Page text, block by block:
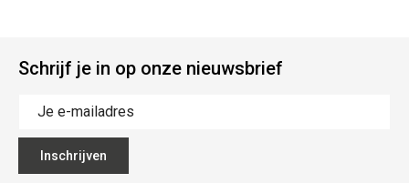
Schrijf je in op onze nieuwsbrief
Inschrijven